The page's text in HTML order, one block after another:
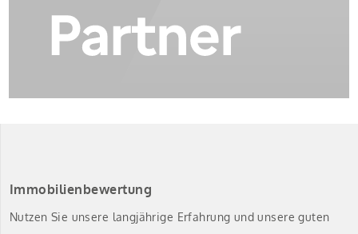
Immobilienbewertung
Nutzen Sie unsere langjährige Erfahrung und unsere guten